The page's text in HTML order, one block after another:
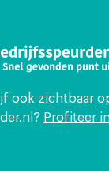
ook zichtbaar
Profiteer